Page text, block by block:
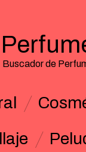
Buscador de